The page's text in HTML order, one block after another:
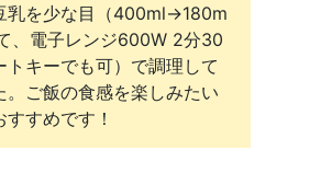
乳を少な目（400ml→180m
、電子レンジ600W 2分30
トキーでも可）で調理して
。ご飯の食感を楽しみたい
すめです！